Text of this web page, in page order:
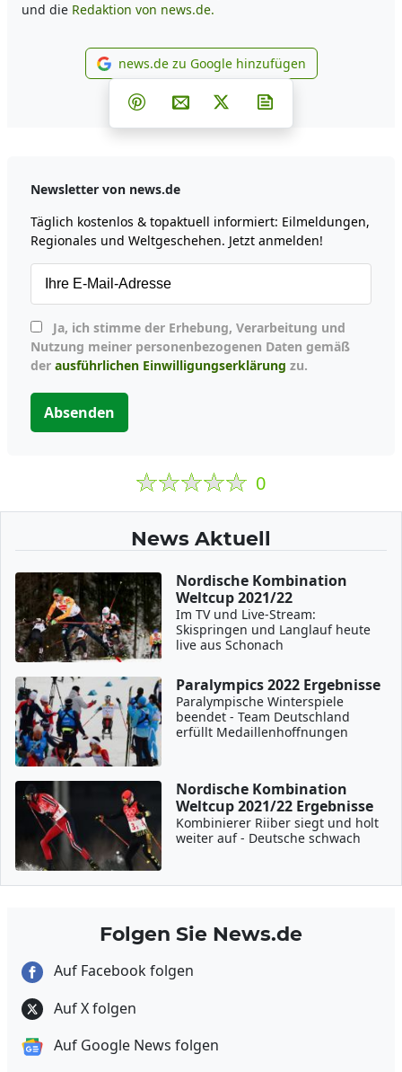
und die Redaktion von news.de.
news.de zu Google
news.de zu Google hinzufügen
Teilen auf Facebook
Teilen auf Whatsapp
Teilen auf Telegram
Teilen auf Pinterest
Per E-Mail teilen
Post auf X
Newsletter von news.de
Täglich kostenlos & topaktuell informiert: Eilmeldungen,
Regionales und Weltgeschehen. Jetzt anmelden!
Nutzung meiner personenbezogenen Daten gemäß
der ausführlichen Einwilligungserklärung zu.
Absenden
0
News Aktuell
Nordische Kombination
Weltcup 2021/22
Im TV und Live-Stream:
Skispringen und Langlauf heute
live aus Schonach
Paralympics 2022 Ergebnisse
Paralympische Winterspiele
beendet - Team Deutschland
erfüllt Medaillenhoffnungen
Nordische Kombination
Weltcup 2021/22 Ergebnisse
Kombinierer Riiber siegt und holt
weiter auf - Deutsche schwach
Folgen Sie News.de
Auf Facebook folgen
Auf X folgen
Auf Google News folgen